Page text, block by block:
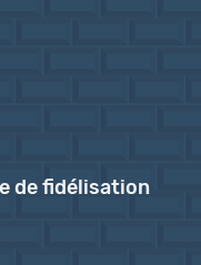
de fidélisation